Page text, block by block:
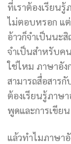
ที่เราต้องเรียน
ไม่ตอบหรอก แ
อ้าวก็จำเป็นนะ
จำเป็นสำหรับค
ใช่ไหม ภาษาอัง
สามารถสื่อสาร
ต้องเรียนรู้ภาษ
พูดและการเขียน
แล้วทำไมภาษา